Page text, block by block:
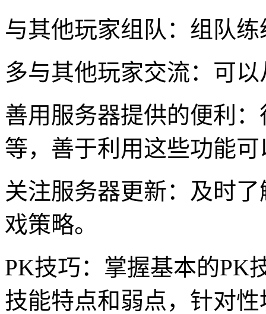
与其他玩家组队：组队
多与其他玩家交流：可
善用服务器提供的便利
等，善于利用这些功能
关注服务器更新：及时
戏策略。
PK技巧：掌握基本的PK
技能特点和弱点，针对